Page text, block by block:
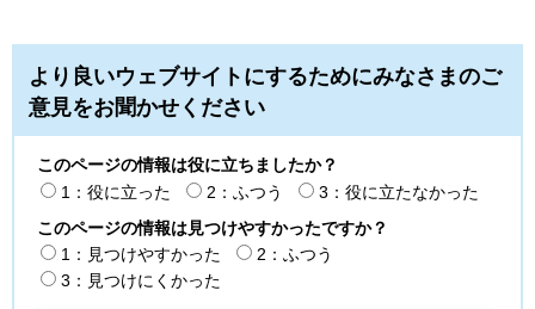
より良いウェブサイトにするためにみなさまのご
意見をお聞かせください
このページの情報は役に立ちましたか？
1：役に立った
2：ふつう
3：役に立たなかった
このページの情報は見つけやすかったですか？
1：見つけやすかった
2：ふつう
3：見つけにくかった